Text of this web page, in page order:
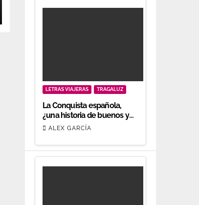
LETRAS VIAJERAS TRAGALUZ
La Conquista española,
¿una historia de buenos y
malos?
ALEX GARCÍA